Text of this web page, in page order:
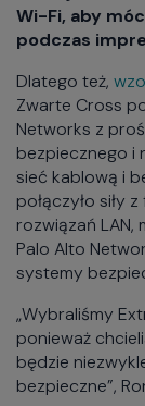
Wi-Fi, aby
podczas
Dlatego też,
Zwarte Cross
Networks z
bezpiecznego i
sieć kablową i
połączyło siły
rozwiązań
Palo Alto
systemy
„Wybraliśmy
ponieważ
będzie
bezpieczne”,